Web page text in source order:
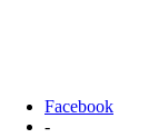
Facebook
-